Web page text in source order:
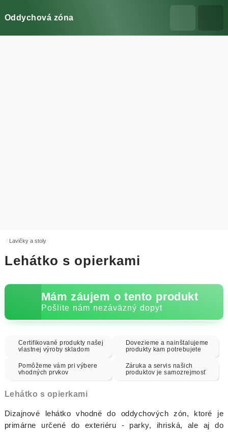
Oddychová zóna
Lavičky a stoly
Lehátko s opierkami
Mám záujem o tento produkt
Pošlite nám nezáväzný dopyt
Certifikované produkty našej
vlastnej výroby skladom
Dovezieme a nainštalujeme
produkty kam potrebujete
Pomôžeme vám pri výbere
vhodných prvkov
Záruka a servis našich
produktov je samozrejmosť
Lehátko s opierkami
Dizajnové lehátko vhodné do oddychových zón, ktoré je
primárne určené do exteriéru - parky, ihriská, ale aj do